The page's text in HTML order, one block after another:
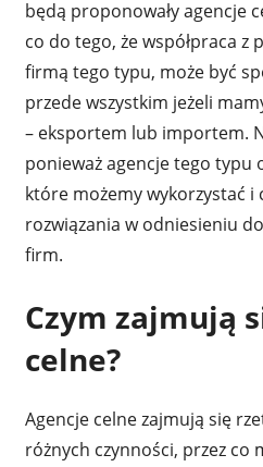
będą proponowały agencje
co do tego, że współpraca
firmą tego typu, może być
przede wszystkim jeżeli
– eksportem lub importem.
ponieważ agencje tego typu
które możemy wykorzystać i
rozwiązania w odniesieniu
firm.
Czym zajmują
celne?
Agencje celne zajmują się
różnych czynności, przez co